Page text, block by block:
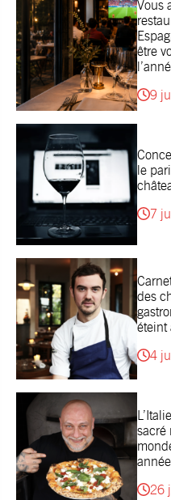
Vous
être
9
le
7
des
éteint
4
sacré
26